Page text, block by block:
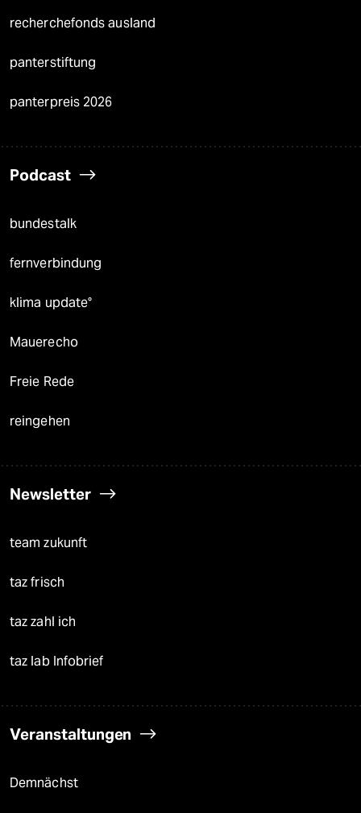
recherchefonds ausland
panterstiftung
panterpreis 2026
Podcast
bundestalk
fernverbindung
klima update°
Mauerecho
Freie Rede
reingehen
Newsletter
team zukunft
taz frisch
taz zahl ich
taz lab Infobrief
Veranstaltungen
Demnächst